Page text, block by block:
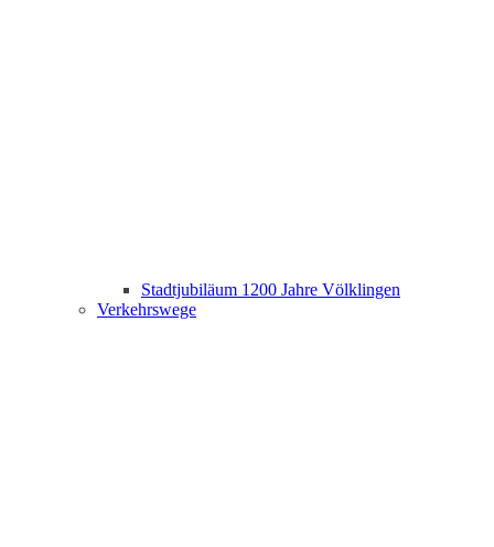
Stadtjubiläum 1200 Jahre Völklingen
Verkehrswege